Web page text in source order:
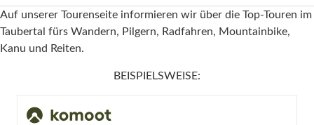
Auf unserer Tourenseite informieren wir über die Top-Touren im
Taubertal fürs Wandern, Pilgern, Radfahren, Mountainbike,
Kanu und Reiten.
BEISPIELSWEISE: